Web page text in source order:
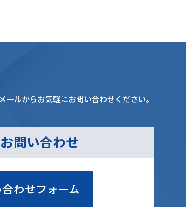
ルからお気軽にお問い合わせください。
問い合わせ
わせフォーム